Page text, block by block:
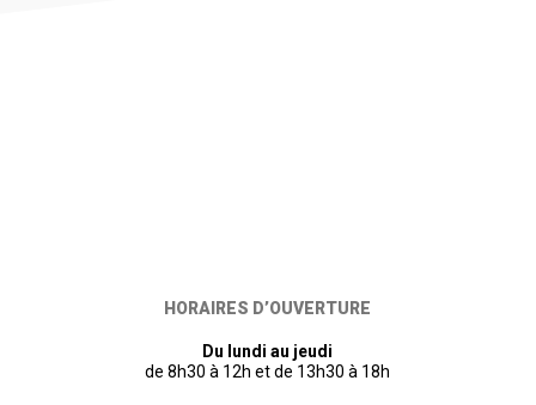
HORAIRES D’OUVERTURE
Du lundi au jeudi
de 8h30 à 12h et de 13h30 à 18h